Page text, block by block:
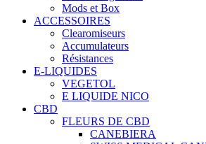
Mods et Box
ACCESSOIRES
Clearomiseurs
Accumulateurs
Résistances
E-LIQUIDES
VEGETOL
E LIQUIDE NICO
CBD
FLEURS DE CBD
CANEBIERA